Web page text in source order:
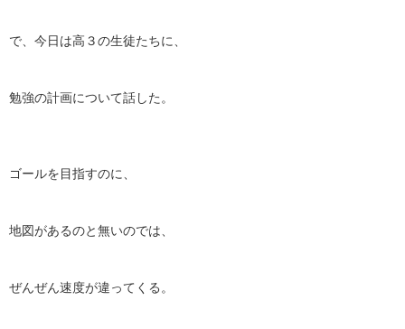
で、今日は高３の生徒たちに、
勉強の計画について話した。
ゴールを目指すのに、
地図があるのと無いのでは、
ぜんぜん速度が違ってくる。